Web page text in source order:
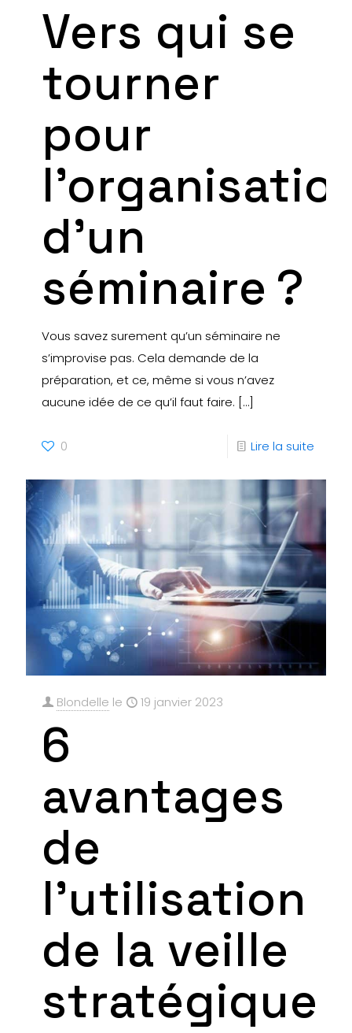
Vers qui se
tourner
pour
d’un
séminaire ?
Vous savez surement qu’un séminaire ne
s’improvise pas. Cela demande de la
préparation, et ce, même si vous n’avez
aucune idée de ce qu’il faut faire. […]
0 Lire la suite
Blondelle le 19 janvier 2023
6
avantages
de
l’utilisation
de la veille
stratégique